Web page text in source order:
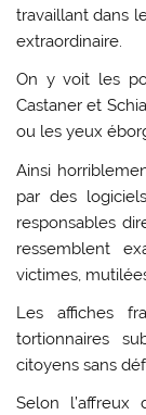
travaillant dans
extraordinaire.
On y voit les
Castaner et
ou les yeux
Ainsi
par des
responsables
ressemblent
victimes,
Les affiches
tortionnaires
citoyens sans
Selon l’affreux